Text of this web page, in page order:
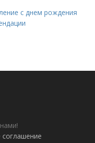
с днем рождения